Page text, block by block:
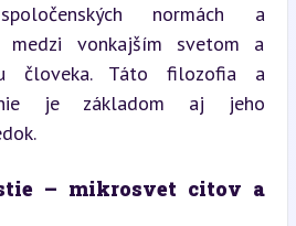
normách a
medzi vonkajším svetom a
človeka. Táto filozofia a
je základom aj jeho
– mikrosvet citov a